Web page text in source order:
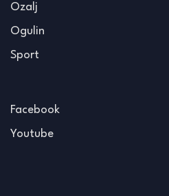
Ozalj
Ogulin
Sport
Facebook
Youtube